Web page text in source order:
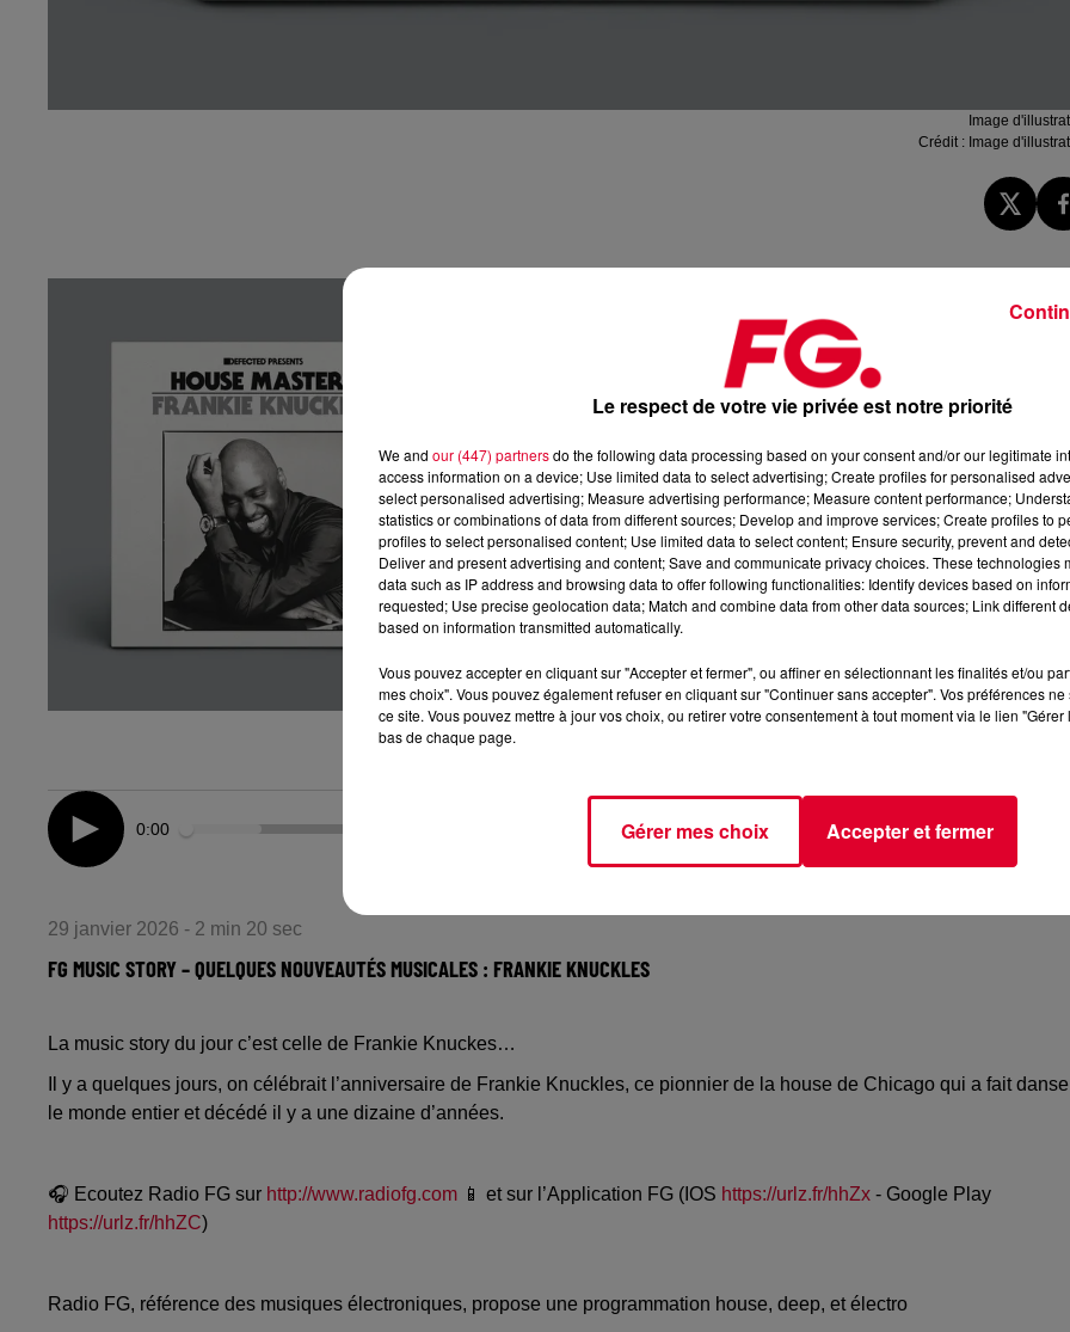
Image
Crédit : Image
christophe hubert
La music story du jour c’est celle de Frankie Knuckes… Il y a
0:00 2 min 20
29 janvier 2026 - 2 min 20 sec
FG MUSIC STORY – QUELQUES NOUVEAUTÉS MUSICALES : FRANKIE KNUCKLES
La music story du jour c’est celle de Frankie Knuckes…
Il y a quelques jours, on célébrait l’anniversaire de Frankie Knuckles, ce pionnier de la house de Chicago qui a fait
le monde entier et décédé il y a une dizaine d’années.
🎧 Ecoutez Radio FG sur http://www.radiofg.com 📱 et sur l’Application FG (IOS https://urlz.fr/hhZx - Google Play
https://urlz.fr/hhZC)
Radio FG, référence des musiques électroniques, propose une programmation house, deep, et électro
Le respect de votre vie privée est notre priorité
We and our (447) partnersdo the following data processing based on your consent and/or our legitimate
access information on a device; Use limited data to select advertising; Create profiles for personalised
select personalised advertising; Measure advertising performance; Measure content performance;
statistics or combinations of data from different sources; Develop and improve services; Create profiles to
profiles to select personalised content; Use limited data to select content; Ensure security, prevent and
Deliver and present advertising and content; Save and communicate privacy choices. These technologies
data such as IP address and browsing data to offer following functionalities: Identify devices based on
requested; Use precise geolocation data; Match and combine data from other data sources; Link different
based on information transmitted automatically.
Vous pouvez accepter en cliquant sur "Accepter et fermer", ou affiner en sélectionnant les finalités et/ou
mes choix". Vous pouvez également refuser en cliquant sur "Continuer sans accepter". Vos préférences
ce site. Vous pouvez mettre à jour vos choix, ou retirer votre consentement à tout moment via le lien
bas de chaque page.
Gérer mes choix Accepter et fermer